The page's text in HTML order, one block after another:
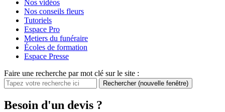
Nos vidéos
Nos conseils fleurs
Tutoriels
Espace Pro
Metiers du funéraire
Écoles de formation
Espace Presse
Faire une recherche par mot clé sur le site :
Rechercher (nouvelle fenêtre)
Besoin d'un devis ?